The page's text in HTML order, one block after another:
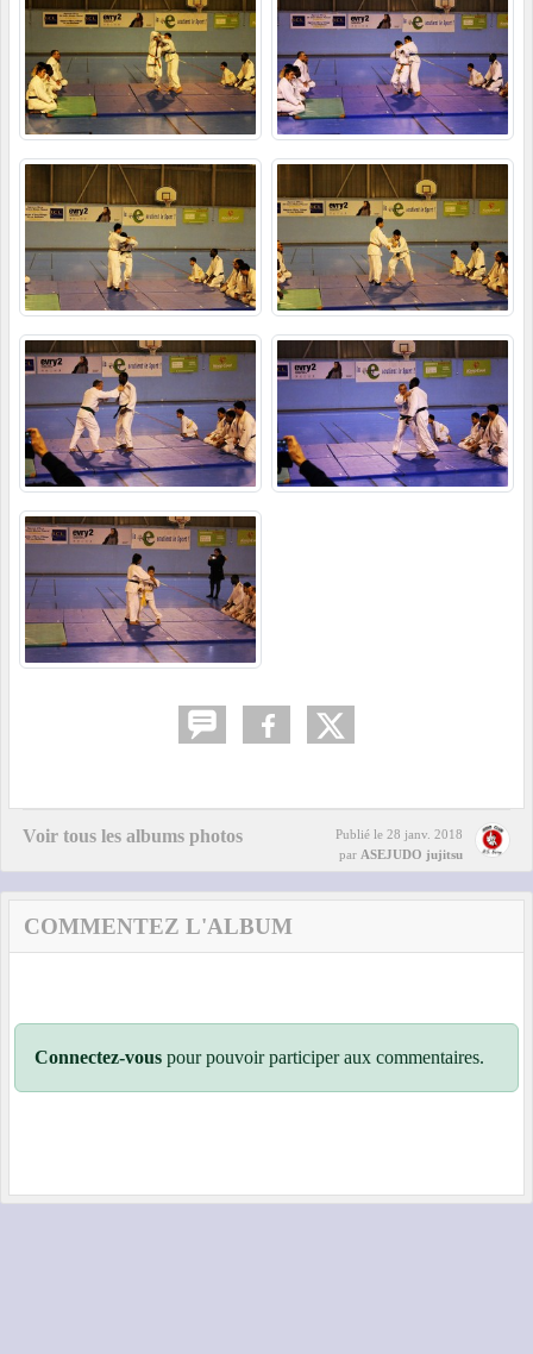
Voir tous les albums photos Publié le 28 janv. 2018
par ASEJUDO jujitsu
COMMENTEZ L'ALBUM
Connectez-vous pour pouvoir participer aux commentaires.